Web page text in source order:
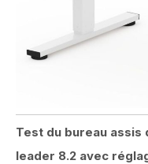
Test du bureau
leader 8.2 avec